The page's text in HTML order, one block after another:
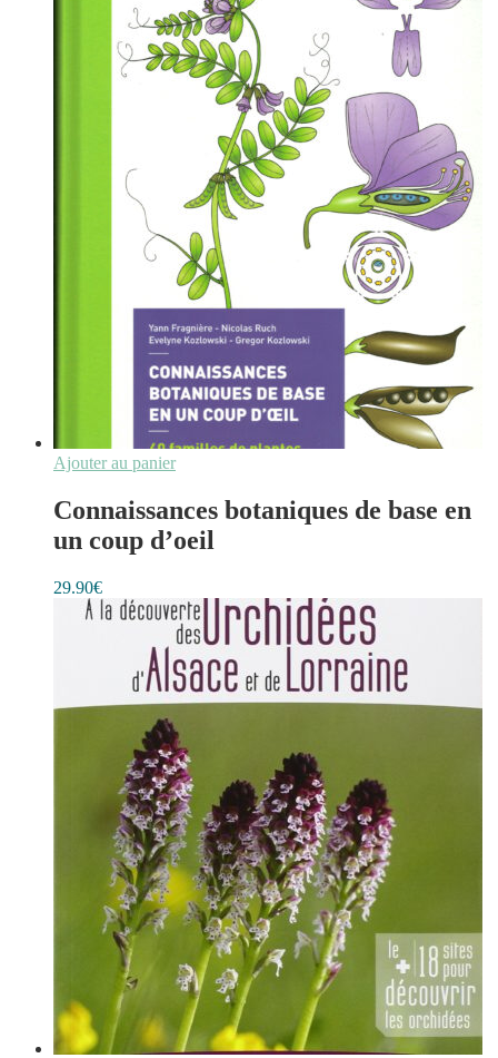
Ajouter au panier
Connaissances botaniques de base en
un coup d’oeil
29.90€